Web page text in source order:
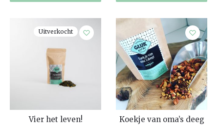
Uitverkocht
Vier het leven! Koekje van oma’s deeg